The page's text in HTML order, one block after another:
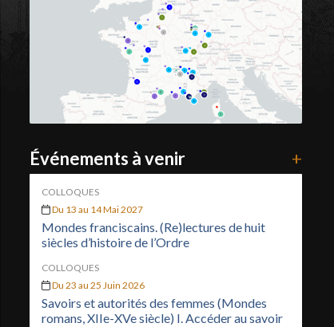
Événements à venir +
COLLOQUES
Du 13 au 14 Mai 2027
Mondes franciscains. (Re)lectures de huit
siècles d’histoire de l’Ordre
COLLOQUES
Du 23 au 25 Juin 2026
Savoirs et autorités des femmes (Mondes
romans, XIIe-XVe siècle) I. Accéder au savoir